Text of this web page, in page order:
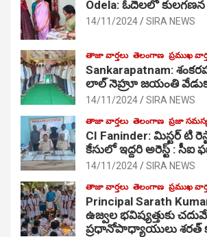
Odela: ఓదెలలో కులగణన
14/11/2024 SIRA NEWS
తాజా వార్తలు తెలంగాణ ప్రముఖ
Sankarapatnam:
లాల్ నెహ్రూ జయంతి
14/11/2024 SIRA NEWS
తాజా వార్తలు తెలంగాణ ప్రజా
CI Faninder: మిస్టర్ టి
కేసులో ఇద్దరి అరెస్ట్ : సీఐ
14/11/2024 SIRA NEWS
తాజా వార్తలు తెలంగాణ ప్రముఖ
Principal Sarath
ఉజ్వల భవిష్యత్తుకు
ప్రధానోపాధ్యాయులు